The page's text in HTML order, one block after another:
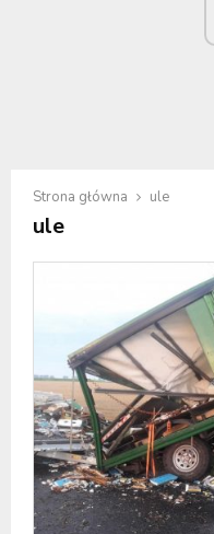
Strona główna ule
ule